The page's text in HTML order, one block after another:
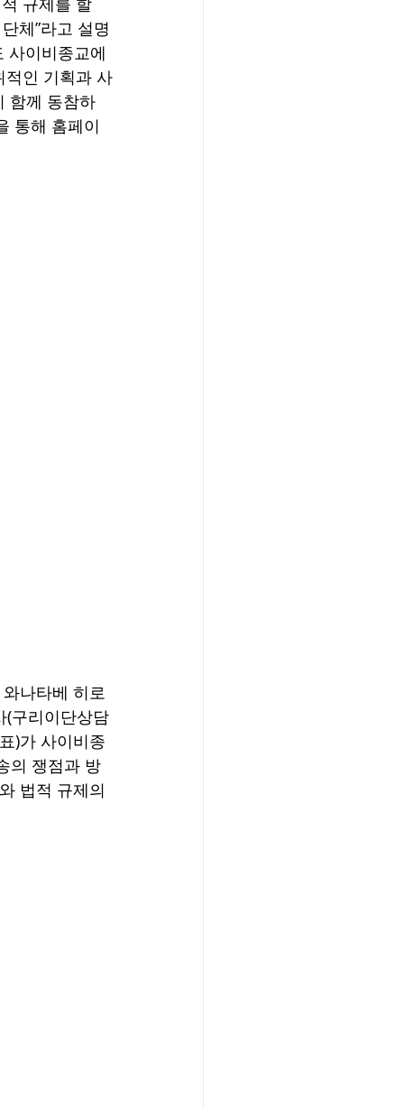
체”라고 설명
사이비종교에
적인 기획과 사
함께 동참하
통해 홈페이
나타베 히로
구리이단상담
)가 사이비종
의 쟁점과 방
법적 규제의